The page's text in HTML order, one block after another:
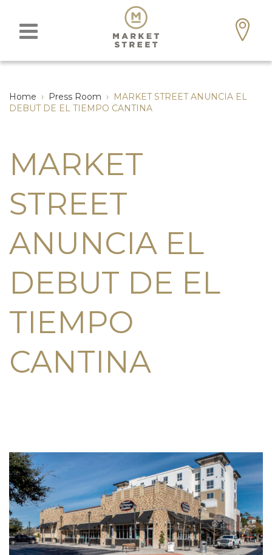
Home › Press Room › MARKET STREET ANUNCIA EL
DEBUT DE EL TIEMPO CANTINA
MARKET
STREET
ANUNCIA EL
DEBUT DE EL
TIEMPO
CANTINA